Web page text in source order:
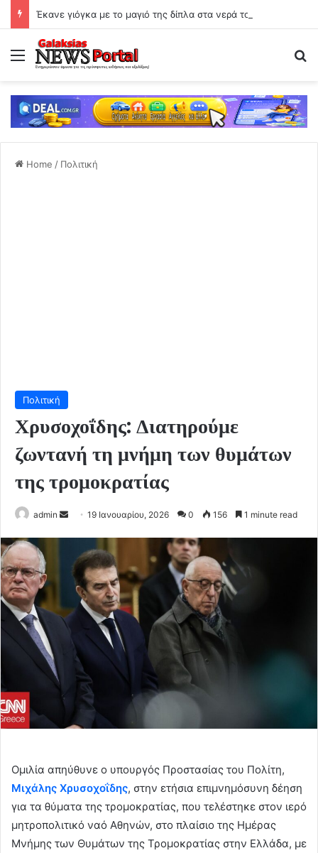
Menu
Home / Πολιτική
Πολιτική
Χρυσοχοΐδης: Διατηρούμε
ζωντανή τη μνήμη των θυμάτων
της τρομοκρατίας
admin
Send19 Ιανουαρίου, 2026 0 156 1 minute read
Ομιλία απηύθυνε ο υπουργός Προστασίας του Πολίτη,
Μιχάλης Χρυσοχοΐδης, στην ετήσια επιμνημόσυνη δέηση
για τα θύματα της τρομοκρατίας, που τελέστηκε στον ιερό
μητροπολιτικό ναό Αθηνών, στο πλαίσιο της Ημέρας
Μνήμης των Θυμάτων της Τρομοκρατίας στην Ελλάδα, με